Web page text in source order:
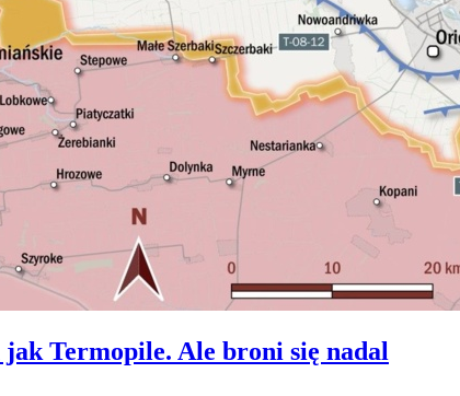
Termopile. Ale broni się nadal